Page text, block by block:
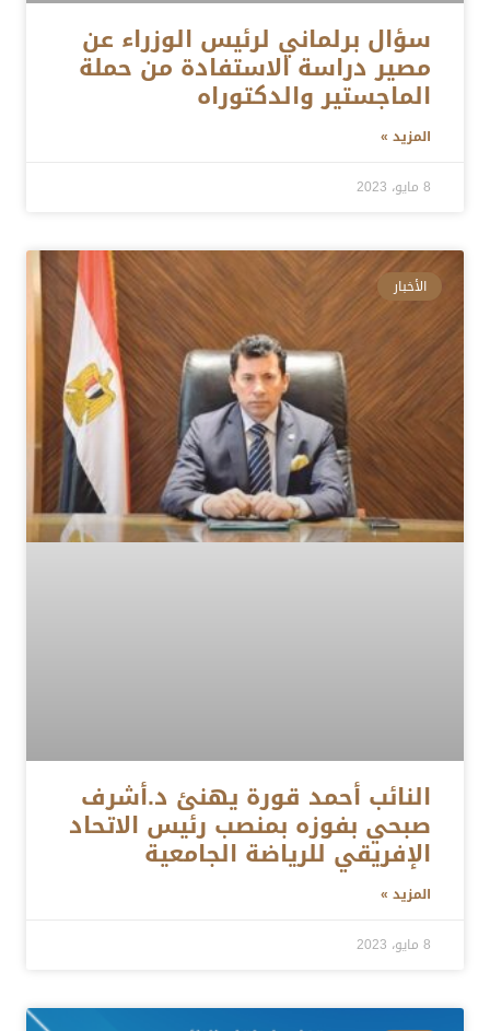
سؤال برلماني لرئيس الوزراء عن
مصير دراسة الاستفادة من حملة
الماجستير والدكتوراه
المزيد »
8 مايو، 2023
الأخبار
النائب أحمد قورة يهنئ د.أشرف
صبحي بفوزه بمنصب رئيس الاتحاد
الإفريقي للرياضة الجامعية
المزيد »
8 مايو، 2023